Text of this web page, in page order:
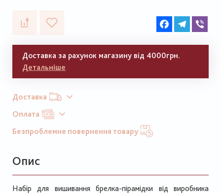
FacebookTelegram
Доставка за рахунок магазину від 4000грн.
Детальніше
Доставка
Оплата
Безпроблемне повернення товару
Опис
Набір для вишивання брелка-пірамідки від виробника